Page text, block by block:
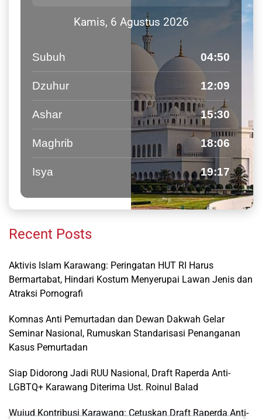
Kamis, 6 Agustus 2026
Subuh 04:50
Dzuhur 12:09
Ashar 15:30
Maghrib 18:06
Isya 19:17
Recent Posts
Aktivis Islam Karawang: Peringatan HUT RI Harus
Bermartabat, Hindari Kostum Menyerupai Lawan Jenis dan
Atraksi Pornografi
Komnas Anti Pemurtadan dan Dewan Dakwah Gelar
Seminar Nasional, Rumuskan Standarisasi Penanganan
Kasus Pemurtadan
Siap Didorong Jadi RUU Nasional, Draft Raperda Anti-
LGBTQ+ Karawang Diterima Ust. Roinul Balad
Wujud Kontribusi Karawang: Cetuskan Draft Raperda Anti-